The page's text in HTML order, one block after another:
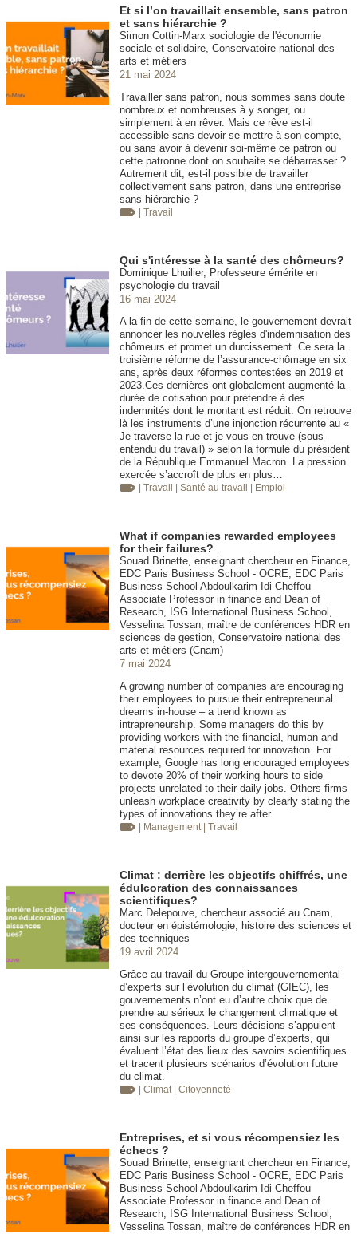
Et si l’on travaillait ensemble, sans patron
et sans hiérarchie ?
Simon Cottin-Marx sociologie de l'économie
sociale et solidaire, Conservatoire national des
arts et métiers
21 mai 2024
Travailler sans patron, nous sommes sans doute
nombreux et nombreuses à y songer, ou
simplement à en rêver. Mais ce rêve est-il
accessible sans devoir se mettre à son compte,
ou sans avoir à devenir soi-même ce patron ou
cette patronne dont on souhaite se débarrasser ?
Autrement dit, est-il possible de travailler
collectivement sans patron, dans une entreprise
sans hiérarchie ?
| Travail
Qui s'intéresse à la santé des chômeurs?
Dominique Lhuilier, Professeure émérite en
psychologie du travail
16 mai 2024
A la fin de cette semaine, le gouvernement devrait
annoncer les nouvelles règles d'indemnisation des
chômeurs et promet un durcissement. Ce sera la
troisième réforme de l’assurance-chômage en six
ans, après deux réformes contestées en 2019 et
2023.Ces dernières ont globalement augmenté la
durée de cotisation pour prétendre à des
indemnités dont le montant est réduit. On retrouve
là les instruments d’une injonction récurrente au «
Je traverse la rue et je vous en trouve (sous-
entendu du travail) » selon la formule du président
de la République Emmanuel Macron. La pression
exercée s’accroît de plus en plus…
| Travail | Santé au travail | Emploi
What if companies rewarded employees
for their failures?
Souad Brinette, enseignant chercheur en Finance,
EDC Paris Business School - OCRE, EDC Paris
Business School Abdoulkarim Idi Cheffou
Associate Professor in finance and Dean of
Research, ISG International Business School,
Vesselina Tossan, maître de conférences HDR en
sciences de gestion, Conservatoire national des
arts et métiers (Cnam)
7 mai 2024
A growing number of companies are encouraging
their employees to pursue their entrepreneurial
dreams in-house – a trend known as
intrapreneurship. Some managers do this by
providing workers with the financial, human and
material resources required for innovation. For
example, Google has long encouraged employees
to devote 20% of their working hours to side
projects unrelated to their daily jobs. Others firms
unleash workplace creativity by clearly stating the
types of innovations they’re after.
| Management | Travail
Climat : derrière les objectifs chiffrés, une
édulcoration des connaissances
scientifiques?
Marc Delepouve, chercheur associé au Cnam,
docteur en épistémologie, histoire des sciences et
des techniques
19 avril 2024
Grâce au travail du Groupe intergouvernemental
d’experts sur l’évolution du climat (GIEC), les
gouvernements n’ont eu d’autre choix que de
prendre au sérieux le changement climatique et
ses conséquences. Leurs décisions s’appuient
ainsi sur les rapports du groupe d’experts, qui
évaluent l’état des lieux des savoirs scientifiques
et tracent plusieurs scénarios d’évolution future
du climat.
| Climat | Citoyenneté
Entreprises, et si vous récompensiez les
échecs ?
Souad Brinette, enseignant chercheur en Finance,
EDC Paris Business School - OCRE, EDC Paris
Business School Abdoulkarim Idi Cheffou
Associate Professor in finance and Dean of
Research, ISG International Business School,
Vesselina Tossan, maître de conférences HDR en